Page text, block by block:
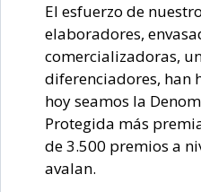
El esfuerzo de
elaboradores,
comercializadoras,
diferenciadores, han
hoy seamos la
Protegida más
de 3.500 premios a
avalan.